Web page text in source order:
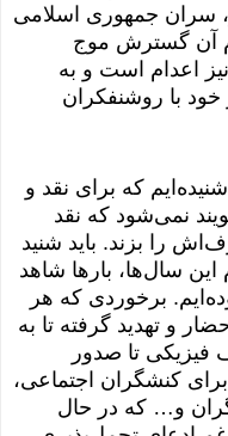
سران جمهوری اسلامی
آن گسترش موج
اعدام است و به
با روشنفکران
شنیده‌ایم که برای نقد و
نمی‌شود که نقد
را بزند. باید شنید
سال‌ها، بارها شاهد
برخوردی که هر
و تهدید گرفته تا به
فیزیکی تا صدور
کنشگران اجتماعی،
و… که در حال